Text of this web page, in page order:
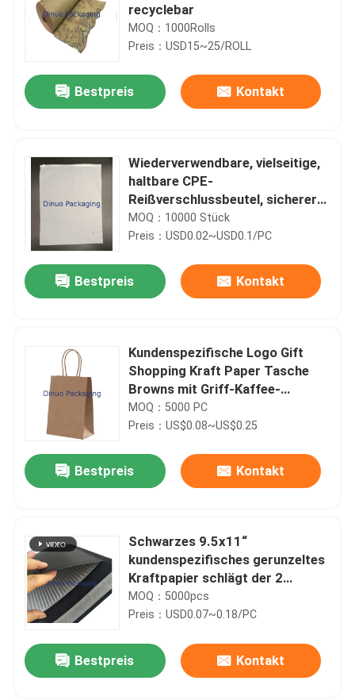
Heim
Produkte
Videos
recyclebar
MOQ：1000Rolls
Preis：USD15~25/ROLL
Bestpreis Kontakt
Wiederverwendbare, vielseitige,
haltbare CPE-
Reißverschlussbeutel, sicherer
Verschluss für Kleidung und
kleine Gegenstände
MOQ：10000 Stück
Preis：USD0.02~USD0.1/PC
Bestpreis Kontakt
Kundenspezifische Logo Gift
Shopping Kraft Paper Tasche
Browns mit Griff-Kaffee-
Lieferungs-Tasche
MOQ：5000 PC
Preis：US$0.08~US$0.25
Bestpreis Kontakt
Schwarzes 9.5x11“
kundenspezifisches gerunzeltes
Kraftpapier schlägt der 2
Seiten-Schutz-Heißsiegel ein
MOQ：5000pcs
Preis：USD0.07~0.18/PC
Bestpreis Kontakt
Starker selbstklebender Kraftpapier-Blasen-Paket-Umschlag 345x465mm #K Leichtgewichtler